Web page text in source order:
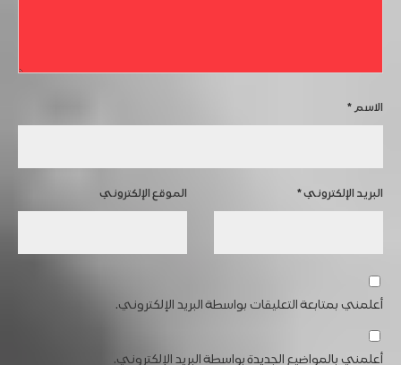
الاسم *
البريد الإلكتروني* الموقع الإلكتروني
أعلمني بمتابعة التعليقات بواسطة البريد الإلكتروني.
أعلمني بالمواضيع الجديدة بواسطة البريد الإلكتروني.